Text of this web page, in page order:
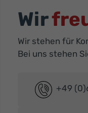
Wir
Wir stehen für
Bei uns stehen
+49